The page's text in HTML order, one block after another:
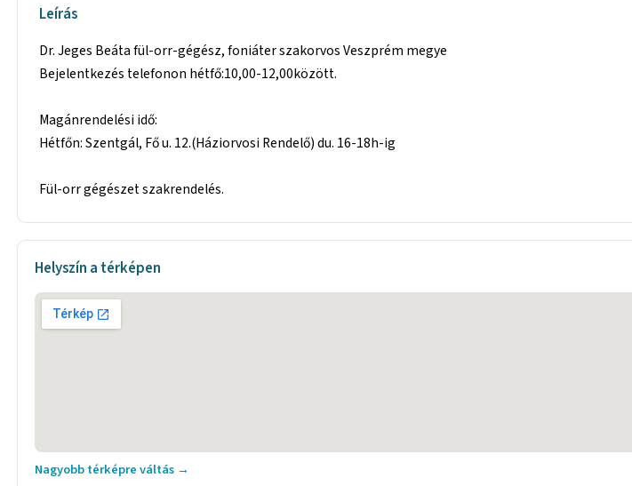
Leírás
Dr. Jeges Beáta fül-orr-gégész, foniáter szakorvos Veszprém megye
Bejelentkezés telefonon hétfő:10,00-12,00között.
Magánrendelési idő:
Hétfőn: Szentgál, Fő u. 12.(Háziorvosi Rendelő) du. 16-18h-ig
Fül-orr gégészet szakrendelés.
Helyszín a térképen
Nagyobb térképre váltás →